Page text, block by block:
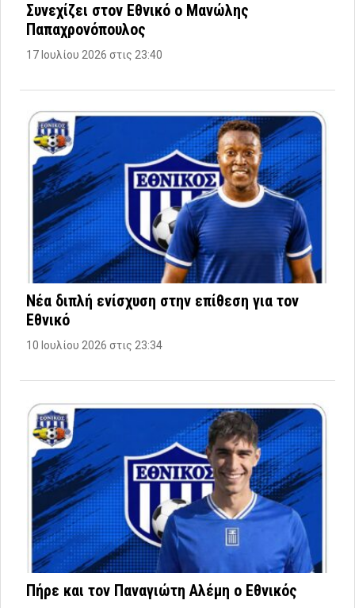
Συνεχίζει στον Εθνικό ο Μανώλης
Παπαχρονόπουλος
17 Ιουλίου 2026 στις 23:40
Νέα διπλή ενίσχυση στην επίθεση για τον
Εθνικό
10 Ιουλίου 2026 στις 23:34
Πήρε και τον Παναγιώτη Αλέμη ο Εθνικός